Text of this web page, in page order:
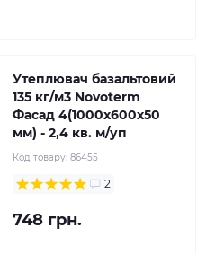
Утеплювач базальтовий
135 кг/м3 Novoterm
Фасад 4(1000x600x50
мм) - 2,4 кв. м/уп
Код товару: 86455
2
748 грн.